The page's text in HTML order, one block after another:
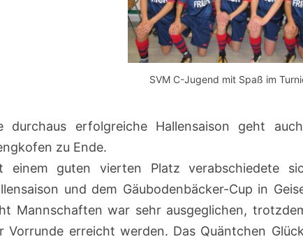
SVM C-Jugend mit Spaß im
durchaus erfolgreiche Hallensaison geht
zu Ende.
einem guten vierten Platz verabschiedete
und dem Gäubodenbäcker-Cup in
Mannschaften war sehr ausgeglichen,
Vorrunde erreicht werden. Das Quäntchen